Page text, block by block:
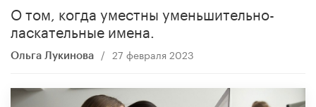
О том, когда уместны уменьшительно-
ласкательные имена.
Ольга Лукинова / 27 февраля 2023